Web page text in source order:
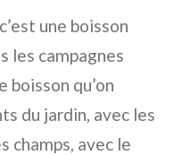
une boisson
les campagnes
boisson qu’on
du jardin, avec les
champs, avec le